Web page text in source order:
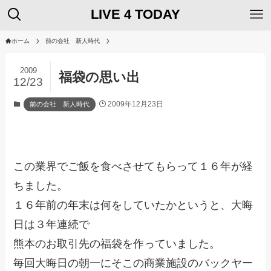
LIVE 4 TODAY
ホーム 前の会社 新人時代
福袋の思い出
2009
12/23
前の会社 新人時代 2009年12月23日
この業界でご飯を食べさせてもらって１６年が経
ちました。
１６年前の年末は何をしていたかというと、大晦
日は３年連続で
熊本のお取引先の福袋を作っていました。
毎回大晦日の朝一にそこの商業施設のバックヤー